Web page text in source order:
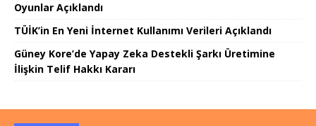
Oyunlar Açıklandı
TÜİK’in En Yeni İnternet Kullanımı Verileri Açıklandı
Güney Kore’de Yapay Zeka Destekli Şarkı Üretimine
İlişkin Telif Hakkı Kararı